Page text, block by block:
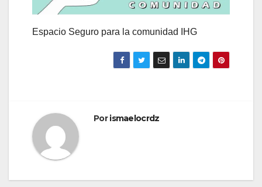
Espacio Seguro para la comunidad IHG
Porismaelocrdz